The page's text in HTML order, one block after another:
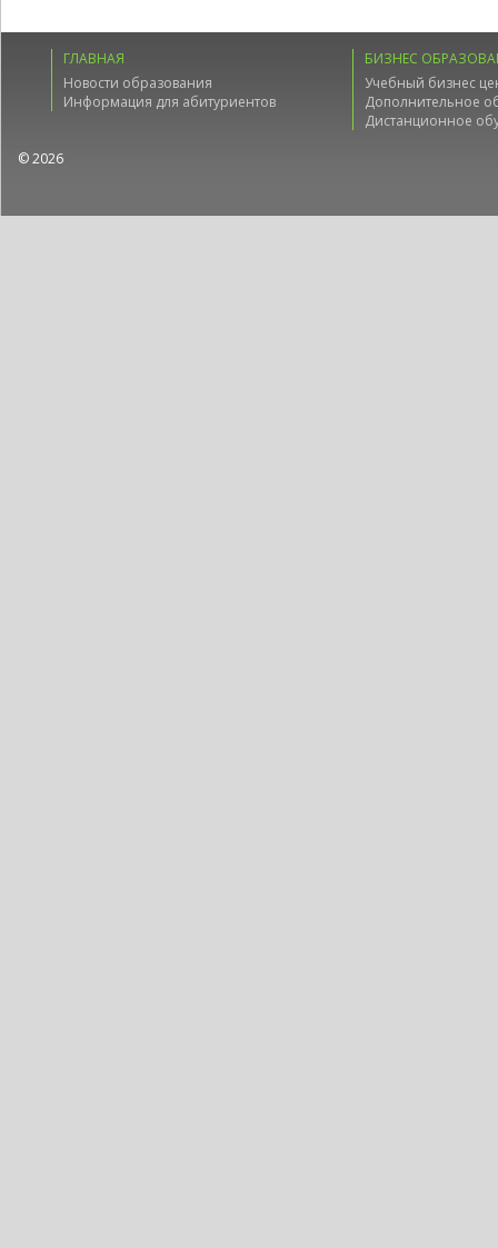
ГЛАВНАЯ
Новости образования
Информация для абитуриентов
БИЗНЕС
Учебный бизнес
Дополнительное
Дистанционное
© 2026